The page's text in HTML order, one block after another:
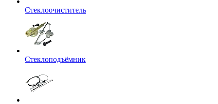
Стеклоочиститель
Стеклоподъёмник